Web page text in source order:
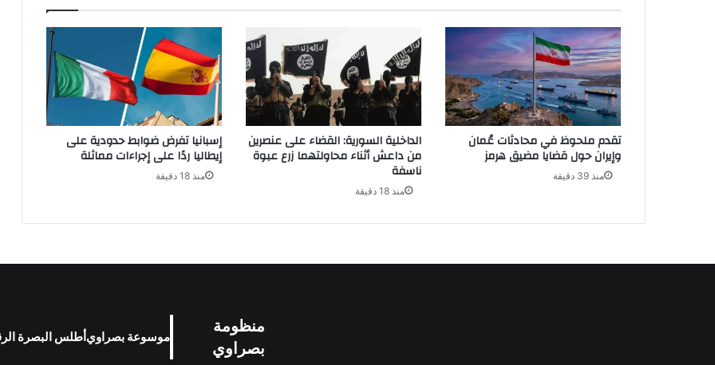
إسبانيا تفرض ضوابط حدودية على
إيطاليا ردًا على إجراءات مماثلة
منذ 18 دقيقة
الداخلية السورية: القضاء على عنصرين
من داعش أثناء محاولتهما زرع عبوة
ناسفة
منذ 18 دقيقة
تقدم ملحوظ في محادثات عُمان
وإيران حول قضايا مضيق هرمز
منذ 39 دقيقة
منظومة
بصراوي
موسوعة بصراويأطلس البصرة